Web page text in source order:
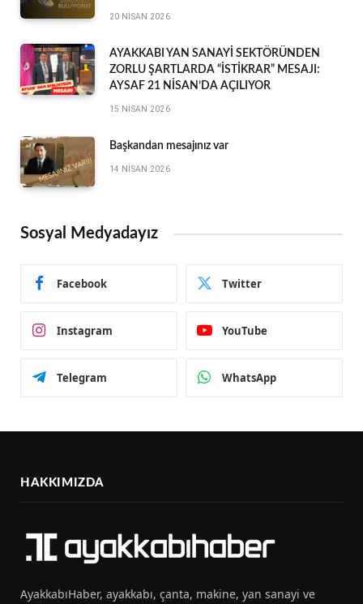
20 NISAN 2026
AYAKKABI YAN SANAYİ SEKTÖRÜNDEN
ZORLU ŞARTLARDA “İSTİKRAR” MESAJI:
AYSAF 21 NİSAN’DA AÇILIYOR
15 NISAN 2026
Başkandan mesajınız var
14 NISAN 2026
Sosyal Medyadayız
Facebook Twitter
Instagram YouTube
Telegram WhatsApp
HAKKIMIZDA
AyakkabıHaber, ayakkabı, çanta, makine, yan sanayi ve